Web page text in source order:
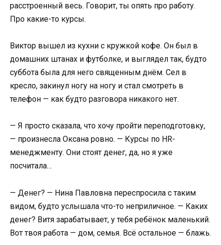
расстроенный весь. Говорит, ты опять про работу.
Про какие-то курсы.
Виктор вышел из кухни с кружкой кофе. Он был в
домашних штанах и футболке, и выглядел так, будто
суббота была для него священным днём. Сел в
кресло, закинул ногу на ногу и стал смотреть в
телефон — как будто разговора никакого нет.
— Я просто сказала, что хочу пройти переподготовку,
— произнесла Оксана ровно. — Курсы по HR-
менеджменту. Они стоят денег, да, но я уже
посчитала…
— Денег? — Нина Павловна переспросила с таким
видом, будто услышала что-то неприличное. — Каких
денег? Витя зарабатывает, у тебя ребёнок маленький.
Вот твоя работа — дом, семья. Всё остальное — блажь.